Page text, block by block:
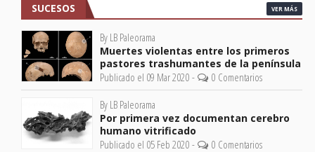
SUCESOS VER MÁS
By LB Paleorama
Muertes violentas entre los primeros
pastores trashumantes de la península
Publicado el 09 Mar 2020 -
0 Comentarios
By LB Paleorama
Por primera vez documentan cerebro
humano vitrificado
Publicado el 05 Feb 2020 -
0 Comentarios